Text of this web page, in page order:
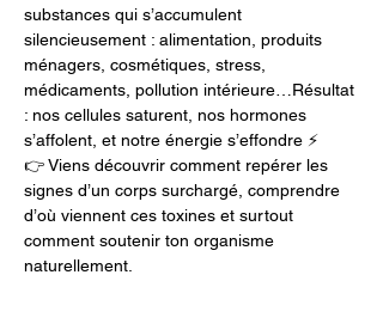
substances qui s’accumulent
silencieusement : alimentation, produits
ménagers, cosmétiques, stress,
médicaments, pollution intérieure…Résultat
: nos cellules saturent, nos hormones
s’affolent, et notre énergie s’effondre ⚡
👉 Viens découvrir comment repérer les
signes d’un corps surchargé, comprendre
d’où viennent ces toxines et surtout
comment soutenir ton organisme
naturellement.